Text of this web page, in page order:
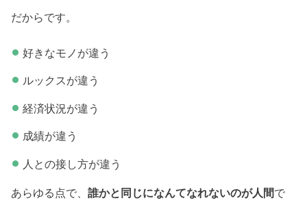
だからです。
好きなモノが違う
ルックスが違う
経済状況が違う
成績が違う
人との接し方が違う
あらゆる点で、誰かと同じになんてなれないのが人間で